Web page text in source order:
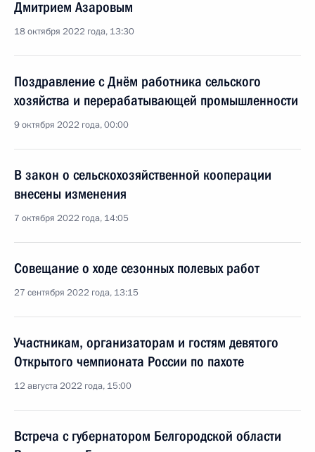
Дмитрием Азаровым
18 октября 2022 года, 13:30
Поздравление с Днём работника сельского
хозяйства и перерабатывающей промышленности
9 октября 2022 года, 00:00
В закон о сельскохозяйственной кооперации
внесены изменения
7 октября 2022 года, 14:05
Совещание о ходе сезонных полевых работ
27 сентября 2022 года, 13:15
Участникам, организаторам и гостям девятого
Открытого чемпионата России по пахоте
12 августа 2022 года, 15:00
Встреча с губернатором Белгородской области